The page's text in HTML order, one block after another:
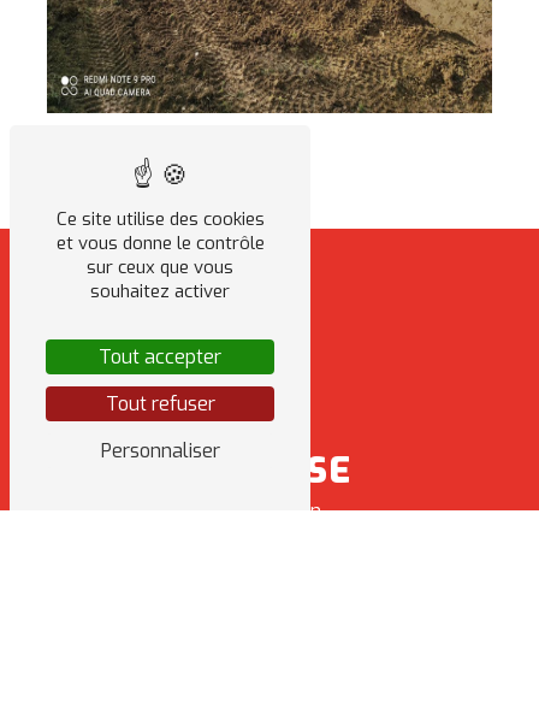
ADRESSE
8 Rue Sabin
Ce site utilise des cookies
et vous donne le contrôle
sur ceux que vous
souhaitez activer
Tout accepter
Tout refuser
Personnaliser